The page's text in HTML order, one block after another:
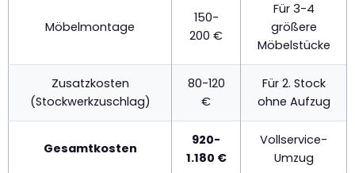
Möbelmontage
150-
200 €
Für 3-4
größere
Möbelstücke
Zusatzkosten
(Stockwerkzuschlag)
80-120
€
Für 2. Stock
ohne Aufzug
Gesamtkosten
920-
1.180 €
Vollservice-
Umzug